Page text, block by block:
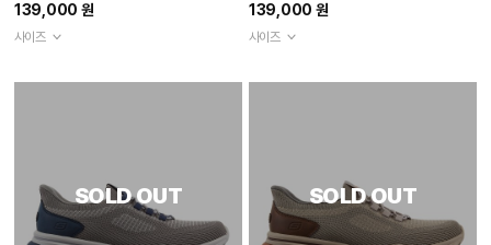
139,000 원
사이즈
139,000 원
사이즈
SOLD OUT SOLD OUT